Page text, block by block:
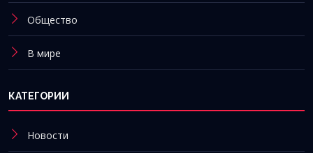
Общество
В мире
КАТЕГОРИИ
Новости